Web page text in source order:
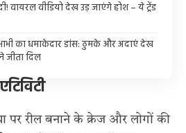
वायरल वीडियो देख उड़ जाएंगे होश – ये ट्रेंड
का धमाकेदार डांस: ठुमके और अदाएं देख
जीता दिल
पर रील बनाने के क्रेज और लोगों की